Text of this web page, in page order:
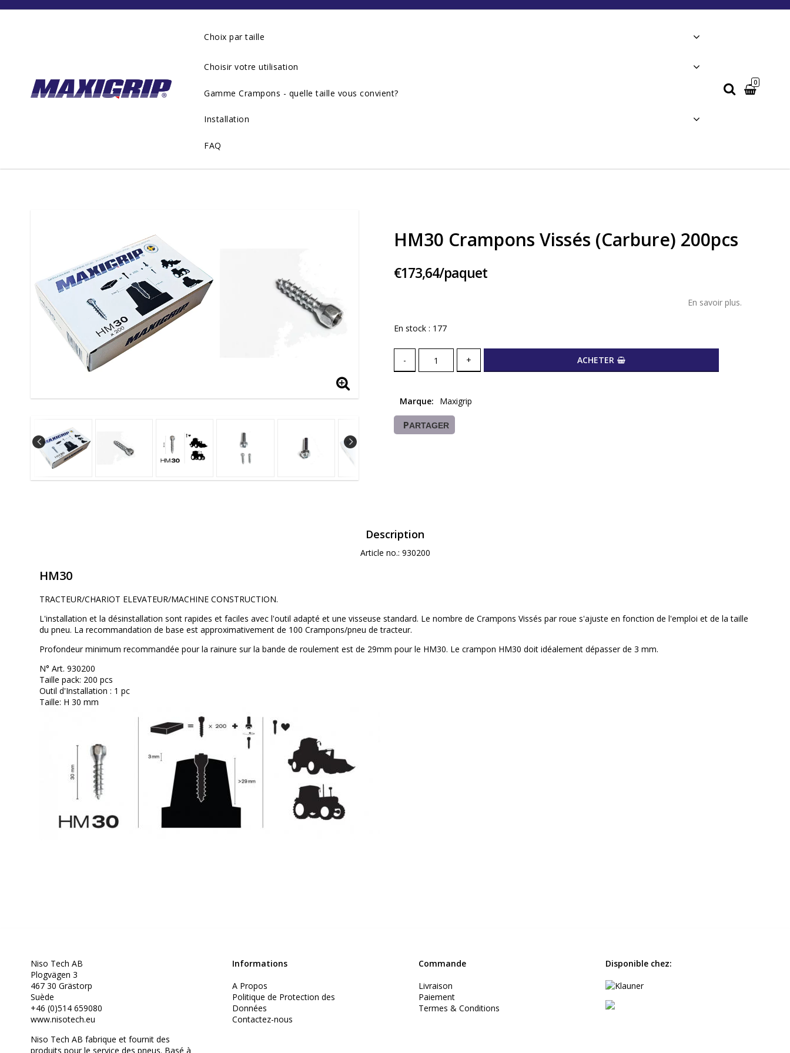
Choix par taille
Choisir votre utilisation
Gamme Crampons - quelle taille vous convient?
Installation
FAQ
0
Votre panier est vide
HM30 Crampons Vissés (Carbure) 200pcs
€173,64/paquet
En savoir plus.
En stock : 177
- + ACHETER
Marque Maxigrip
PARTAGER
Description
Article no.: 930200
HM30
TRACTEUR/CHARIOT ELEVATEUR/MACHINE CONSTRUCTION.
L'installation et la désinstallation sont rapides et faciles avec l'outil adapté et une visseuse standard. Le nombre de Crampons Vissés par roue s'ajuste en fonction de l'emploi et de la taille
du pneu. La recommandation de base est approximativement de 100 Crampons/pneu de tracteur.
Profondeur minimum recommandée pour la rainure sur la bande de roulement est de 29mm pour le HM30. Le crampon HM30 doit idéalement dépasser de 3 mm.
N° Art. 930200
Taille pack: 200 pcs
Outil d'Installation : 1 pc
Taille: H 30 mm
Niso Tech AB
Plogvägen 3
467 30 Grästorp
Suède
+46 (0)514 659080
www.nisotech.eu
Niso Tech AB fabrique et fournit des
produits pour le service des pneus. Basé à
Informations
A Propos
Politique de Protection des
Données
Contactez-nous
Commande
Livraison
Paiement
Termes & Conditions
Disponible chez: